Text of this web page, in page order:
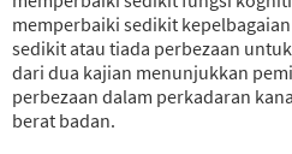
memperbaiki sedikit
sedikit atau tiada perbezaan
dari dua kajian menunjukkan
perbezaan dalam perkadaran
berat badan.